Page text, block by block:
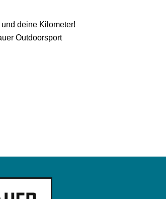
deine Kilometer!
Outdoorsport